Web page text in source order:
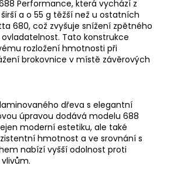
Performance, která vychází z
a o 55 g těžší než u ostatních
680, což zvyšuje snížení zpětného
Tato konstrukce
rozložení hmotnosti při
brokovnice v místě závěrových
dřeva s elegantní
úpravou dodává modelu 688
moderní estetiku, ale také
hmotnost a ve srovnání s
nabízí vyšší odolnost proti